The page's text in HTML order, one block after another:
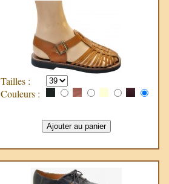
Tailles :
Couleurs :